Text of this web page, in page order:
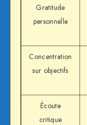
Gratitude
personnelle
Concentration
sur objectifs
Écoute
critique